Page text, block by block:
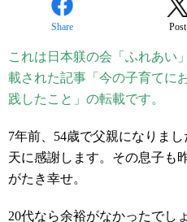
Share Post
これは日本躾の会「ふれあい
載された記事「今の子育て
践したこと」の転載です。
7年前、 54歳で父親になりま
天に感謝します。その息子も
がたき幸せ。
20代なら余裕がなかったでし